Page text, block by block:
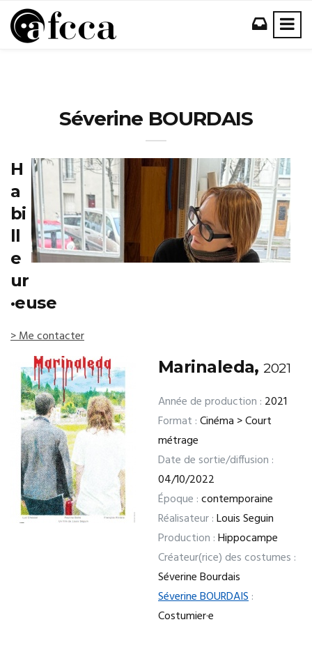
Séverine BOURDAIS
H
a
bi
ll
e
ur
·euse
> Me contacter
Marinaleda,2021
Année de production : 2021
Format :Cinéma > Court
métrage
Date de sortie/diffusion :
04/10/2022
Époque :contemporaine
Réalisateur :Louis Seguin
Production :Hippocampe
Créateur(rice) des costumes :
Séverine Bourdais
Séverine BOURDAIS:
Costumier·e